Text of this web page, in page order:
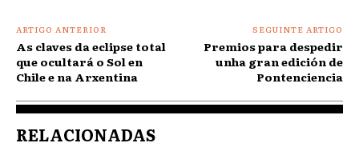
ARTIGO ANTERIOR
As claves da eclipse total
que ocultará o Sol en
Chile e na Arxentina
SEGUINTE ARTIGO
Premios para despedir
unha gran edición de
Pontenciencia
RELACIONADAS